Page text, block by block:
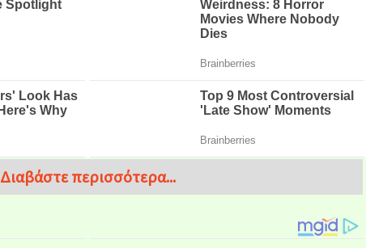
Διαβάστε περισσότερα...